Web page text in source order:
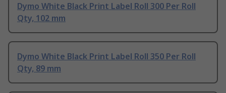
Dymo White Black Print Label Roll 300 Per Roll
Qty, 102 mm
Dymo White Black Print Label Roll 350 Per Roll
Qty, 89 mm